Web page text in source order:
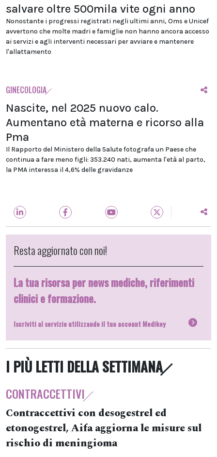
salvare oltre 500mila vite ogni anno
Nonostante i progressi registrati negli ultimi anni, Oms e Unicef
avvertono che molte madri e famiglie non hanno ancora accesso
ai servizi e agli interventi necessari per avviare e mantenere
l'allattamento
GINECOLOGIA
Nascite, nel 2025 nuovo calo.
Aumentano età materna e ricorso alla
Pma
Il Rapporto del Ministero della Salute fotografa un Paese che
continua a fare meno figli: 353.240 nati, aumenta l'età al parto,
la PMA interessa il 4,6% delle gravidanze
Resta aggiornato con noi!
La tua risorsa per news mediche, riferimenti
clinici e formazione.
Iscriviti al servizio utilizzando il tuo account Medikey
I PIÙ LETTI DELLA SETTIMANA
CONTRACCETTIVI
Contraccettivi con desogestrel ed
etonogestrel, Aifa aggiorna le misure sul
rischio di meningioma